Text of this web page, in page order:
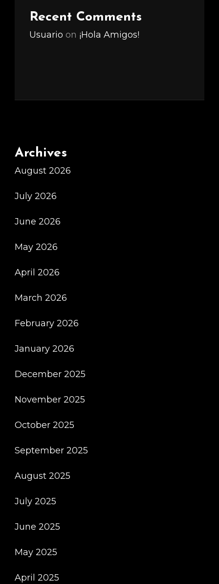
Recent Comments
Usuario on ¡Hola Amigos!
Archives
August 2026
July 2026
June 2026
May 2026
April 2026
March 2026
February 2026
January 2026
December 2025
November 2025
October 2025
September 2025
August 2025
July 2025
June 2025
May 2025
April 2025